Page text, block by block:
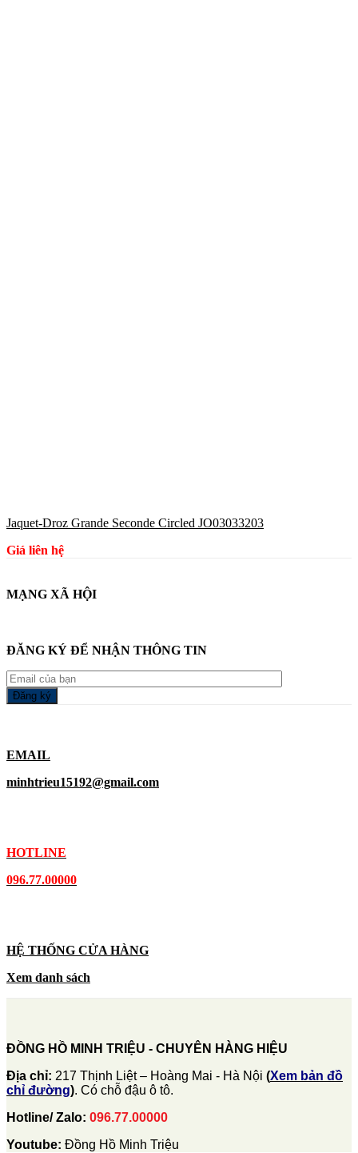
Jaquet-Droz Grande Seconde Circled JO03033203
Giá liên hệ
MẠNG XÃ HỘI
ĐĂNG KÝ ĐỂ NHẬN THÔNG TIN
EMAIL
minhtrieu15192@gmail.com
HOTLINE
096.77.00000
HỆ THỐNG CỬA HÀNG
Xem danh sách
ĐỒNG HỒ MINH TRIỆU - CHUYÊN HÀNG HIỆU
Địa chỉ: 217 Thịnh Liệt – Hoàng Mai - Hà Nội (Xem bản đồ
chỉ đường). Có chỗ đậu ô tô.
Hotline/ Zalo: 096.77.00000
Youtube: Đồng Hồ Minh Triệu